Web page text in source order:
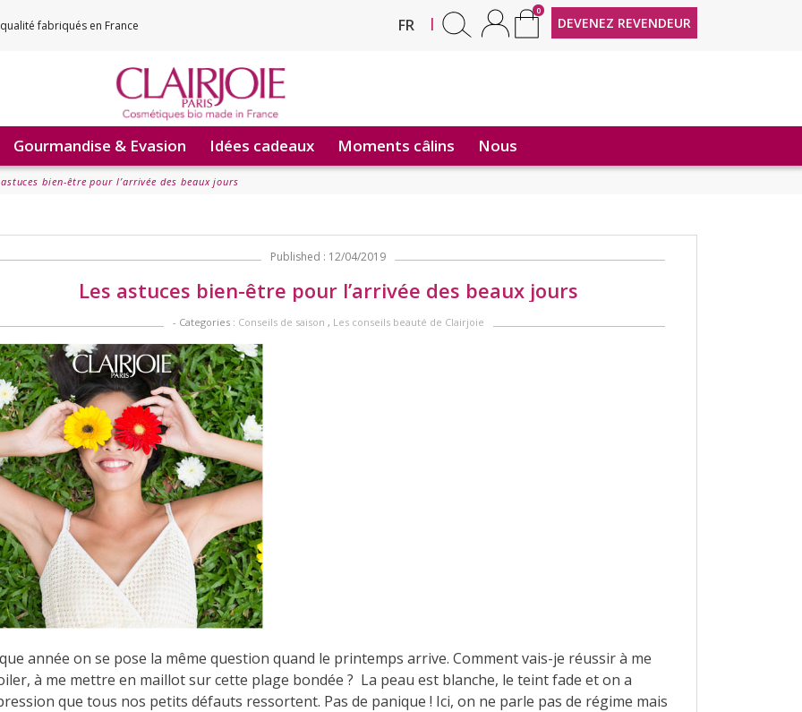
fabriqués en France FR
EN |
0
DEVENEZ REVENDEUR
Gourmandise & Evasion Idées cadeaux Moments câlins Nous
bien-être pour l’arrivée des beaux jours
Published : 12/04/2019
Les astuces bien-être pour l’arrivée des beaux jours
- Categories : Conseils de saison , Les conseils beauté de Clairjoie
année on se pose la même question quand le printemps arrive. Comment vais-je réussir à me
à me mettre en maillot sur cette plage bondée ? La peau est blanche, le teint fade et on a
que tous nos petits défauts ressortent. Pas de panique ! Ici, on ne parle pas de régime mais